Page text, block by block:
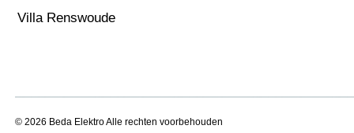
Villa Renswoude
© 2026 Beda Elektro Alle rechten voorbehouden